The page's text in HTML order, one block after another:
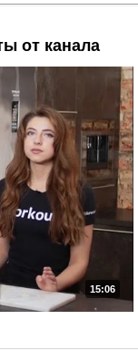
от канала
15:06